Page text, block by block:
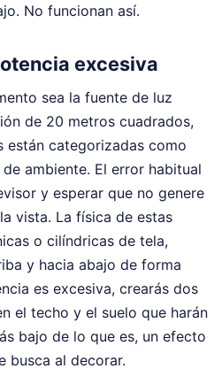
No funcionan así.
excesiva
sea la fuente de luz
de 20 metros cuadrados,
están categorizadas como
ambiente. El error habitual
y esperar que no genere
vista. La física de estas
o cilíndricas de tela,
y hacia abajo de forma
es excesiva, crearás dos
el techo y el suelo que harán
bajo de lo que es, un efecto
busca al decorar.